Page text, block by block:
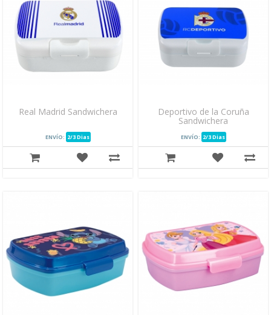
Real Madrid Sandwichera
ENVÍO: 2/3 Dias
Deportivo de la Coruña
Sandwichera
ENVÍO: 2/3 Dias